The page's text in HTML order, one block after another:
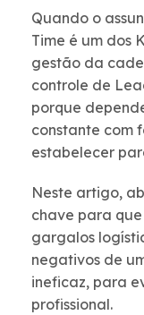
Quando o
Time é um dos
gestão da
controle de
porque
constante com
estabelecer
Neste artigo,
chave para
gargalos
negativos de
ineficaz, para
profissional.